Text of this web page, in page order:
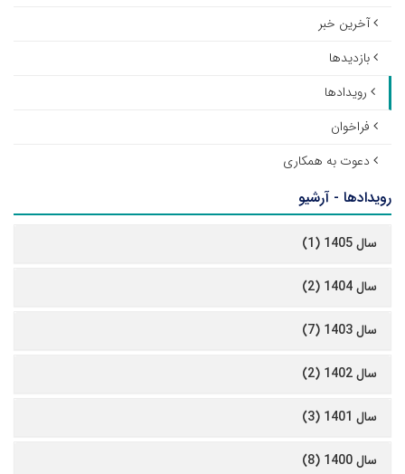
آخرین خبر
بازدیدها
رویدادها
فراخوان
دعوت به همکاری
رویدادها - آرشیو
سال 1405 (1)
سال 1404 (2)
سال 1403 (7)
سال 1402 (2)
سال 1401 (3)
سال 1400 (8)